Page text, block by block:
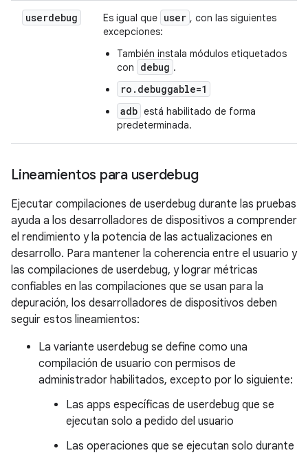
userdebug Es igual que user , con las siguientes
excepciones:
También instala módulos etiquetados
con
debug .
ro.debuggable=1
adb está habilitado de forma
predeterminada.
Lineamientos para userdebug
Ejecutar compilaciones de userdebug durante las pruebas
ayuda a los desarrolladores de dispositivos a comprender
el rendimiento y la potencia de las actualizaciones en
desarrollo. Para mantener la coherencia entre el usuario y
las compilaciones de userdebug, y lograr métricas
confiables en las compilaciones que se usan para la
depuración, los desarrolladores de dispositivos deben
seguir estos lineamientos:
La variante userdebug se define como una
compilación de usuario con permisos de
administrador habilitados, excepto por lo siguiente:
Las apps específicas de userdebug que se
ejecutan solo a pedido del usuario
Las operaciones que se ejecutan solo durante